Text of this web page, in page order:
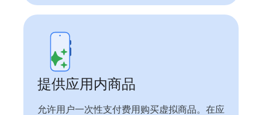
提供应用内商品
允许用户一次性支付费用购买虚拟商品。在应